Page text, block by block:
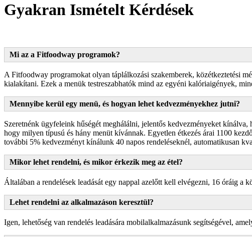
Gyakran Ismételt Kérdések
Mi az a Fitfoodway programok?
A Fitfoodway programokat olyan táplálkozási szakemberek, közétkeztetési
kialakítani. Ezek a menük testreszabhatók mind az egyéni kalóriaigények,
Mennyibe kerül egy menü, és hogyan lehet kedvezményekhez jutni?
Szeretnénk ügyfeleink hűségét meghálálni, jelentős kedvezményeket
hogy milyen típusú és hány menüt kívánnak. Egyetlen étkezés árai 1100
további 5% kedvezményt kínálunk 40 napos rendeléseknél, automatikusan
Mikor lehet rendelni, és mikor érkezik meg az étel?
Általában a rendelések leadását egy nappal azelőtt kell elvégezni, 16 óráig a
Lehet rendelni az alkalmazáson keresztül?
Igen, lehetőség van rendelés leadására mobilalkalmazásunk segítségével,